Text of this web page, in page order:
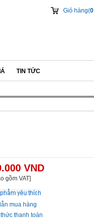
Giỏ hàng(0
TIN TỨC
VND
gồm VAT]
mua hàng
thanh toán